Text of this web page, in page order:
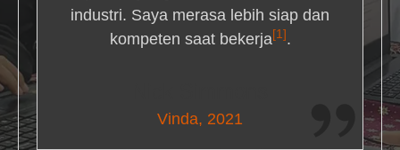
industri. Saya merasa lebih siap dan
kompeten saat bekerja[1] .
Vinda, 2021